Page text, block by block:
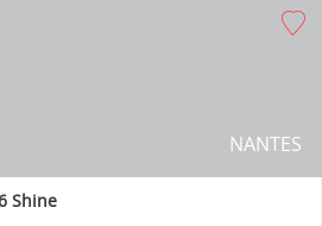
NANTES
Shine